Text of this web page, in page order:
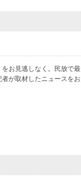
お見逃しなく。民放で
が取材したニュースを